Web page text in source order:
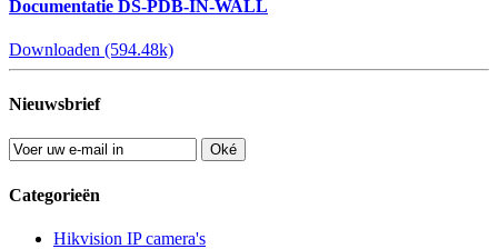
Documentatie DS-PDB-IN-WALL
Downloaden (594.48k)
Nieuwsbrief
Oké
Categorieën
Hikvision IP camera's